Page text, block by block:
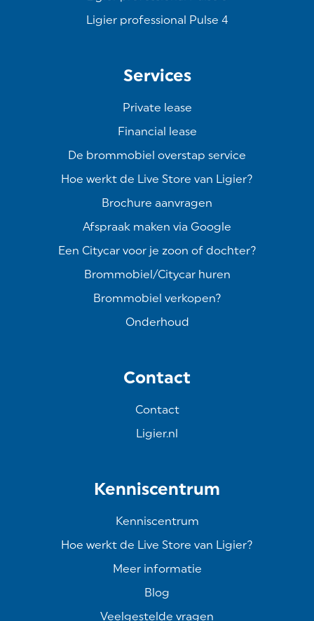
Ligier professional Pulse 4
Services
Private lease
Financial lease
De brommobiel overstap service
Hoe werkt de Live Store van Ligier?
Brochure aanvragen
Afspraak maken via Google
Een Citycar voor je zoon of dochter?
Brommobiel/Citycar huren
Brommobiel verkopen?
Onderhoud
Contact
Contact
Ligier.nl
Kenniscentrum
Kenniscentrum
Hoe werkt de Live Store van Ligier?
Meer informatie
Blog
Veelgestelde vragen